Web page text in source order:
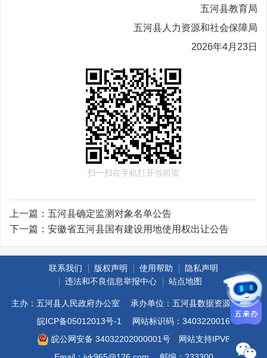
五河县教育局
五河县人力资源和社会保障局
2026年4月23日
扫一扫在手机打开当前页
上一篇： 五河县确定监测对象名单公告
下一篇： 安徽省五河县国有建设用地使用权出让公告
联系我们 版权声明 使用帮助
隐私声明
违法和不良信息举报中心
站点地图
主办：五河县人民政府办公室
承办单位：五河县数据资源管理局
皖ICP备05012013号-1
网站标识码：3403220016
皖公网安备 34032202000001号
网站支持IPV6